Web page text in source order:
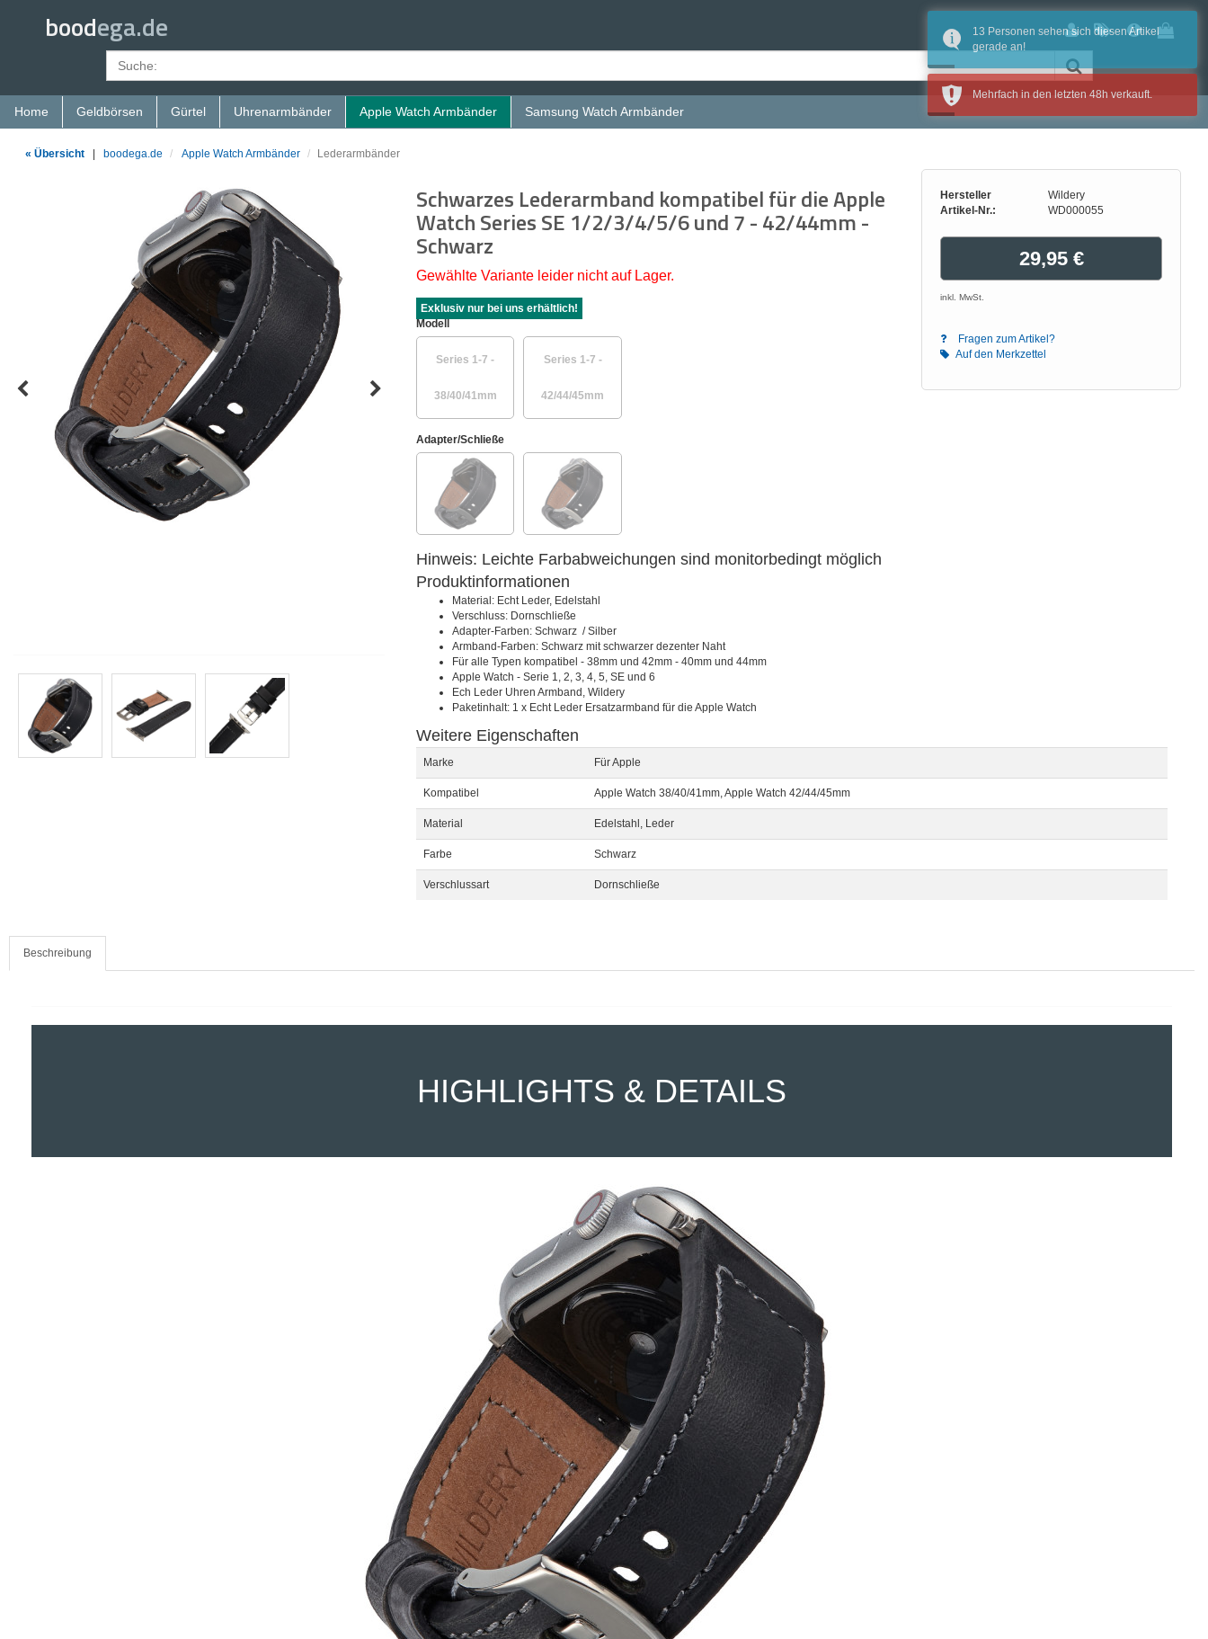
boodega.de
Home Geldbörsen Gürtel Uhrenarmbänder Apple Watch Armbänder Samsung Watch Armbänder
« Übersicht boodega.de Apple Watch Armbänder Lederarmbänder
Schwarzes Lederarmband kompatibel für die Apple
Watch Series SE 1/2/3/4/5/6 und 7 - 42/44mm -
Schwarz
Gewählte Variante leider nicht auf Lager.
Exklusiv nur bei uns erhältlich!
Modell
Series 1-7 -
38/40/41mm
Series 1-7 -
42/44/45mm
Adapter/Schließe
Hinweis: Leichte Farbabweichungen sind monitorbedingt möglich
Hersteller
Wildery
Artikel-Nr.:
WD000055
29,95 €
inkl. MwSt.
Fragen zum Artikel?
Auf den Merkzettel
Produktinformationen
Material: Echt Leder, Edelstahl
Verschluss: Dornschließe
Adapter-Farben: Schwarz / Silber
Armband-Farben: Schwarz mit schwarzer dezenter Naht
Für alle Typen kompatibel - 38mm und 42mm - 40mm und 44mm
Apple Watch - Serie 1, 2, 3, 4, 5, SE und 6
Ech Leder Uhren Armband, Wildery
Paketinhalt: 1 x Echt Leder Ersatzarmband für die Apple Watch
Weitere Eigenschaften
Marke Für Apple
Kompatibel Apple Watch 38/40/41mm, Apple Watch 42/44/45mm
Material Edelstahl, Leder
Farbe Schwarz
Verschlussart Dornschließe
Beschreibung
HIGHLIGHTS & DETAILS